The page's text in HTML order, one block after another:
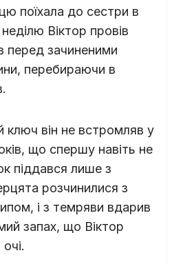
поїхала до сестри в
Віктор провів
перед зачиненими
перебираючи в
ключ він не встромляв у
що спершу навіть не
піддався лише з
розчинилися з
і з темряви вдарив
запах, що Віктор